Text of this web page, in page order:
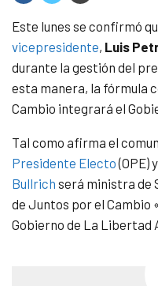
Este lunes se confirmó
vicepresidente, Luis
durante la gestión del
esta manera, la fórmula
Cambio integrará el
Tal como afirma el
Presidente Electo(OPE)
Bullrich será ministra de
de Juntos por el Cambio
Gobierno de La Libertad